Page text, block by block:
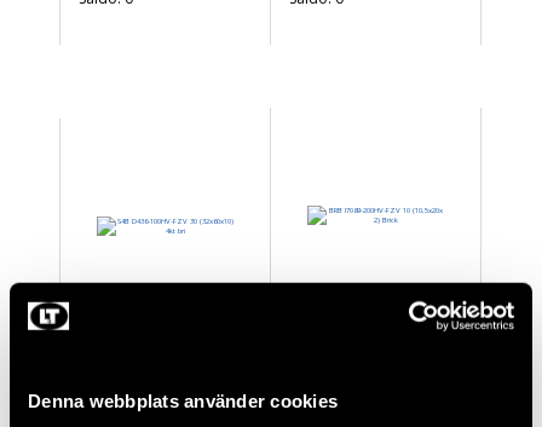
Denna webbplats använder cookies
ANS55630060
30
ANS83910000